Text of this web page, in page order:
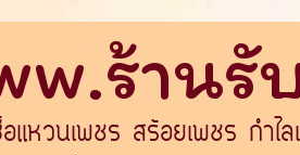
ร้านรั
แหวนเพชร สร้อยเพชร กำไ